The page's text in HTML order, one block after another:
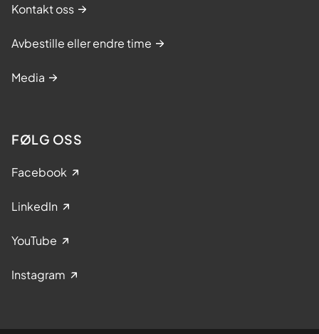
Kontakt oss
Avbestille eller endre time
Media
FØLG OSS
Facebook
LinkedIn
YouTube
Instagram